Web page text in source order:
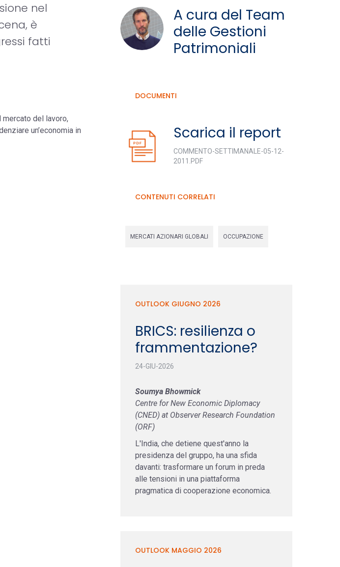
nel
è
fatti
del lavoro,
un’economia in
A cura del Team
delle Gestioni
Patrimoniali
DOCUMENTI
Scarica il report
COMMENTO-SETTIMANALE-05-12-
2011.PDF
CONTENUTI CORRELATI
MERCATI AZIONARI GLOBALI OCCUPAZIONE
OUTLOOK GIUGNO 2026
BRICS: resilienza o
frammentazione?
24-GIU-2026
Soumya Bhowmick
Centre for New Economic Diplomacy
(CNED) at Observer Research Foundation
(ORF)
L'India, che detiene quest'anno la
presidenza del gruppo, ha una sfida
davanti: trasformare un forum in preda
alle tensioni in una piattaforma
pragmatica di cooperazione economica.
OUTLOOK MAGGIO 2026